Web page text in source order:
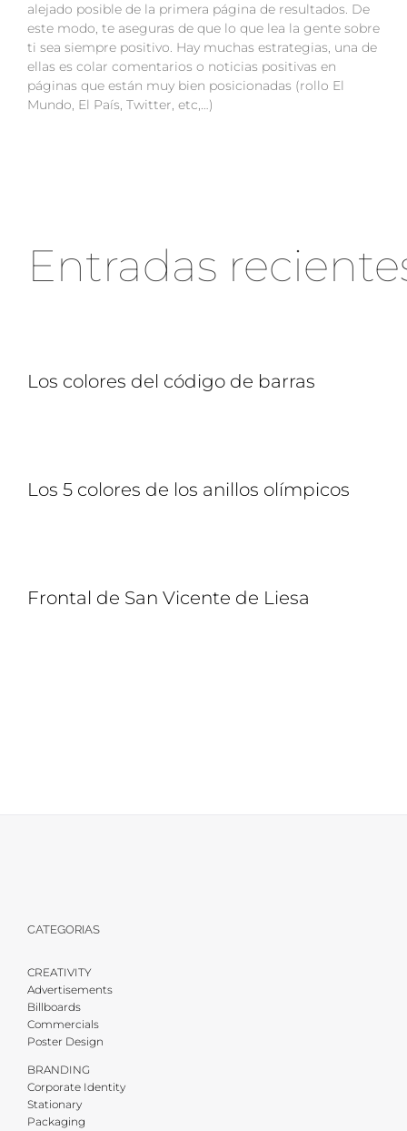
alejado posible de la primera página de resultados. De
este modo, te aseguras de que lo que lea la gente sobre
ti sea siempre positivo. Hay muchas estrategias, una de
ellas es colar comentarios o noticias positivas en
páginas que están muy bien posicionadas (rollo El
Mundo, El País, Twitter, etc,…)
Entradas
Los colores del código de barras
Los 5 colores de los anillos olímpicos
Frontal de San Vicente de Liesa
CATEGORIAS
CREATIVITY
Advertisements
Billboards
Commercials
Poster Design
BRANDING
Corporate Identity
Stationary
Packaging